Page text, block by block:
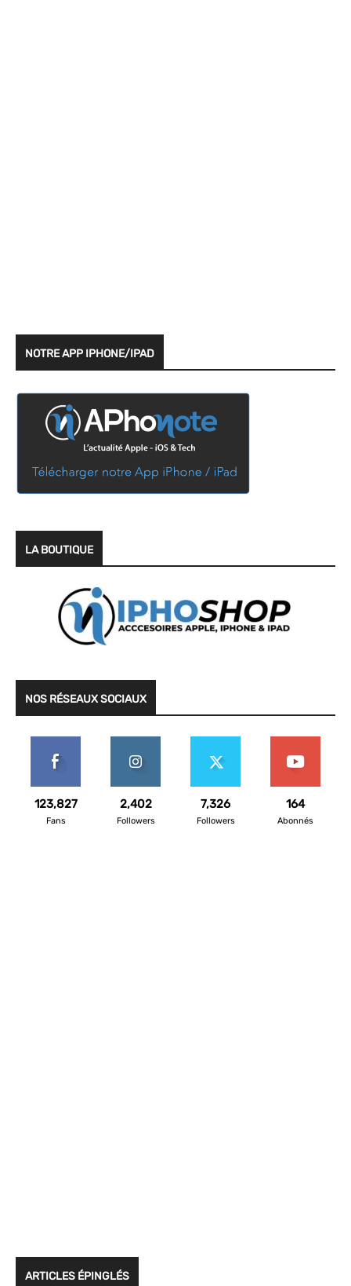
NOTRE APP IPHONE/IPAD
LA BOUTIQUE
NOS RÉSEAUX SOCIAUX
123,827
Fans
2,402
Followers
7,326
Followers
164
Abonnés
ARTICLES ÉPINGLÉS